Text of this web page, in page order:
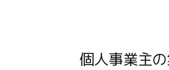
個人事業主